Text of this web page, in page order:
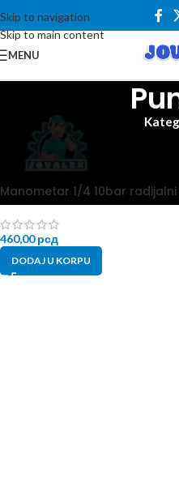
Skip to navigation
Skip to main content
MENU
Početna Pumpe
Manometar 1/4 10bar radijalni
460,00рсд
DODAJ U KORPU